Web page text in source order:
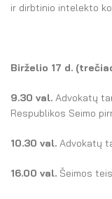
ir dirbtinio intelekto
Birželio 17 d.
9.30 val. Advokatų
Respublikos Seimo
10.30 val. Advokatų
16.00 val. Šeimos